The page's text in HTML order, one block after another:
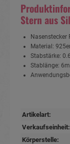
Stern aus
Nasenstecker
Material:
Stabstärke:
Stablänge:
Artikelart:
Verkaufseinheit:
Körperstelle: